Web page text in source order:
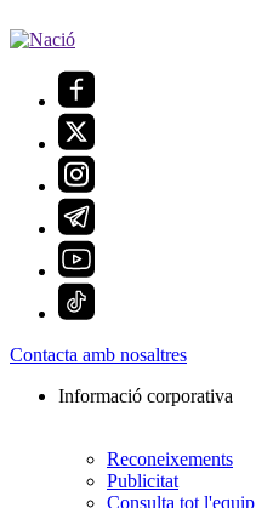
Contacta amb nosaltres
Informació corporativa
Reconeixements
Publicitat
Consulta tot l'equip